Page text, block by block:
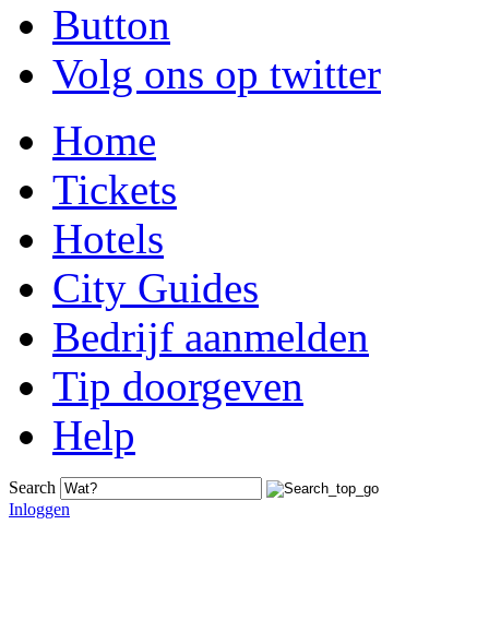
Volg ons op twitter
Home
Tickets
Hotels
City Guides
Bedrijf aanmelden
Tip doorgeven
Help
Search
Inloggen